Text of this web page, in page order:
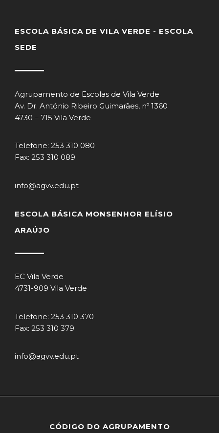
ESCOLA BÁSICA DE VILA VERDE - ESCOLA
SEDE
Agrupamento de Escolas de Vila Verde
Av. Dr. António Ribeiro Guimarães, nº 1360
4730 – 715 Vila Verde
Telefone: 253 310 080
Fax: 253 310 089
info@agvv.edu.pt
ESCOLA BÁSICA MONSENHOR ELÍSIO
ARAÚJO
EC Vila Verde
4731-909 Vila Verde
Telefone: 253 310 370
Fax: 253 310 379
info@agvv.edu.pt
CÓDIGO DO AGRUPAMENTO